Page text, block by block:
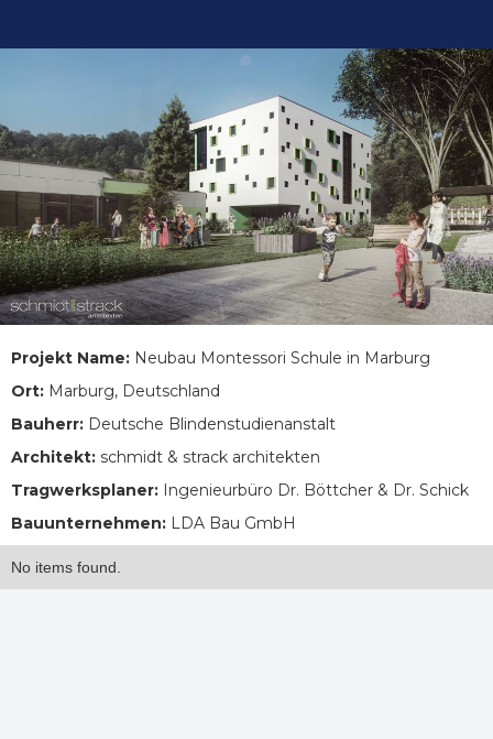
Projekt Name: Neubau Montessori Schule in Marburg
Ort: Marburg, Deutschland
Bauherr: Deutsche Blindenstudienanstalt
Architekt: schmidt & strack architekten
Tragwerksplaner: Ingenieurbüro Dr. Böttcher & Dr. Schick
Bauunternehmen: LDA Bau GmbH
No items found.